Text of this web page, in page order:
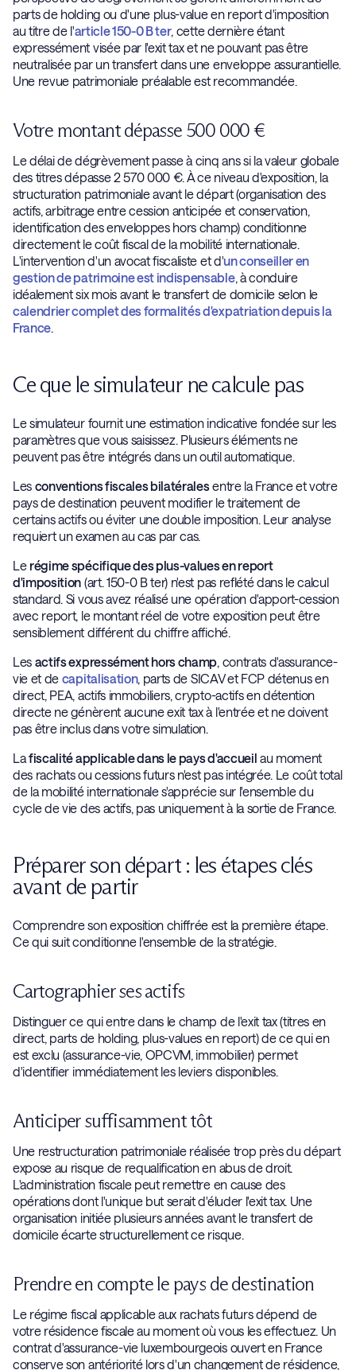
parts de holding ou d'une plus-value en report d'imposition
au titre de l'article 150-0 B ter, cette dernière étant
expressément visée par l'exit tax et ne pouvant pas être
neutralisée par un transfert dans une enveloppe assurantielle.
Une revue patrimoniale préalable est recommandée.
Votre montant dépasse 500 000 €
Le délai de dégrèvement passe à cinq ans si la valeur globale
des titres dépasse 2 570 000 €. À ce niveau d'exposition, la
structuration patrimoniale avant le départ (organisation des
actifs, arbitrage entre cession anticipée et conservation,
identification des enveloppes hors champ) conditionne
directement le coût fiscal de la mobilité internationale.
L'intervention d'un avocat fiscaliste et d'un conseiller en
gestion de patrimoine est indispensable, à conduire
idéalement six mois avant le transfert de domicile selon le
calendrier complet des formalités d'expatriation depuis la
France.
Ce que le simulateur ne calcule pas
Le simulateur fournit une estimation indicative fondée sur les
paramètres que vous saisissez. Plusieurs éléments ne
peuvent pas être intégrés dans un outil automatique.
Les conventions fiscales bilatéralesentre la France et votre
pays de destination peuvent modifier le traitement de
certains actifs ou éviter une double imposition. Leur analyse
requiert un examen au cas par cas.
Le régime spécifique des plus-values en report
d'imposition (art. 150-0 B ter) n'est pas reflété dans le calcul
standard. Si vous avez réalisé une opération d'apport-cession
avec report, le montant réel de votre exposition peut être
sensiblement différent du chiffre affiché.
Les actifs expressément hors champ, contrats d'assurance-
vie et de capitalisation, parts de SICAV et FCP détenus en
direct, PEA, actifs immobiliers, crypto-actifs en détention
directe ne génèrent aucune exit tax à l'entrée et ne doivent
pas être inclus dans votre simulation.
Lafiscalité applicable dans le pays d'accueil au moment
des rachats ou cessions futurs n'est pas intégrée. Le coût total
de la mobilité internationale s'apprécie sur l'ensemble du
cycle de vie des actifs, pas uniquement à la sortie de France.
Préparer son départ : les étapes clés
avant de partir
Comprendre son exposition chiffrée est la première étape.
Ce qui suit conditionne l'ensemble de la stratégie.
Cartographier ses actifs
Distinguer ce qui entre dans le champ de l'exit tax (titres en
direct, parts de holding, plus-values en report) de ce qui en
est exclu (assurance-vie, OPCVM, immobilier) permet
d'identifier immédiatement les leviers disponibles.
Anticiper suffisamment tôt
Une restructuration patrimoniale réalisée trop près du départ
expose au risque de requalification en abus de droit.
L'administration fiscale peut remettre en cause des
opérations dont l'unique but serait d'éluder l'exit tax. Une
organisation initiée plusieurs années avant le transfert de
domicile écarte structurellement ce risque.
Prendre en compte le pays de destination
Le régime fiscal applicable aux rachats futurs dépend de
votre résidence fiscale au moment où vous les effectuez. Un
contrat d'assurance-vie luxembourgeois ouvert en France
conserve son antériorité lors d'un changement de résidence,